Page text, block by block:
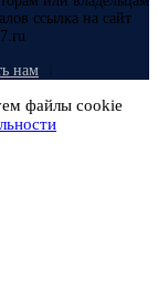
ссылка на сайт
нам
файлы cookie